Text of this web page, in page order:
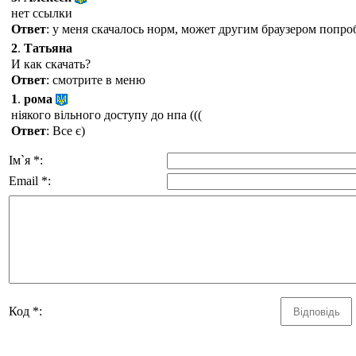
нет ссылки
Ответ: у меня скачалось норм, может другим браузером
2. Татьяна
И как скачать?
Ответ: смотрите в меню
1. рома
ніякого вільного доступу до нпа (((
Ответ: Все є)
Ім`я *:
Email *:
Код *: